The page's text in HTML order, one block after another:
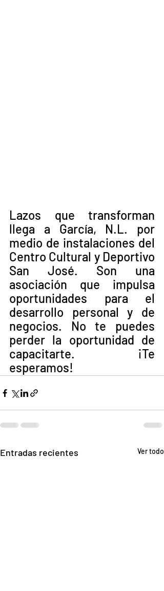
Lazos que transforman
llega a García, N.L. por
medio de instalaciones del
Centro Cultural y Deportivo
San José. Son una
asociación que impulsa
oportunidades para el
desarrollo personal y de
negocios. No te puedes
perder la oportunidad de
capacitarte. ¡Te
esperamos!
Entradas recientes Ver todo